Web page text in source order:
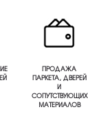
ПРОДАЖА
ПАРКЕТА, ДВЕРЕЙ
И
СОПУТСТВУЮЩИХ
МАТЕРИАЛОВ